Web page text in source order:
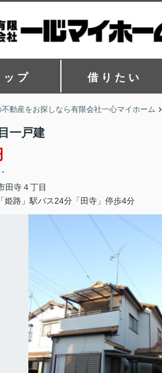
ッ プ 借 り た い
動産をお探しなら有限会社一心マイホーム
一戸建
-
田寺４丁目
姫路」駅バス24分「田寺」停歩4分